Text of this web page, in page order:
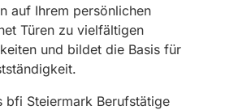
auf Ihrem persönlichen
Türen zu vielfältigen
und bildet die Basis für
bfi Steiermark Berufstätige